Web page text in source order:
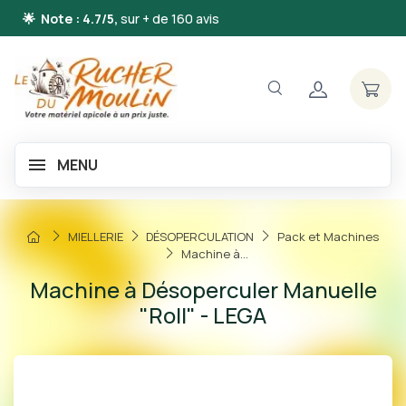
🌟 Note : 4.7/5, sur + de 160 avis
MENU
MIELLERIE DÉSOPERCULATION
Pack et Machines
Machine à...
Machine à Désoperculer Manuelle
"Roll" - LEGA